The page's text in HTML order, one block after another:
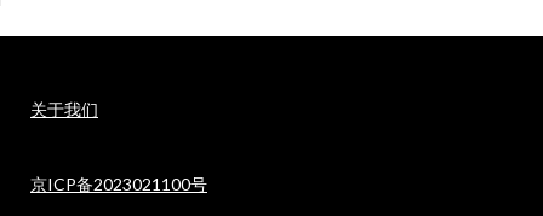
关于我们
京ICP备2023021100号